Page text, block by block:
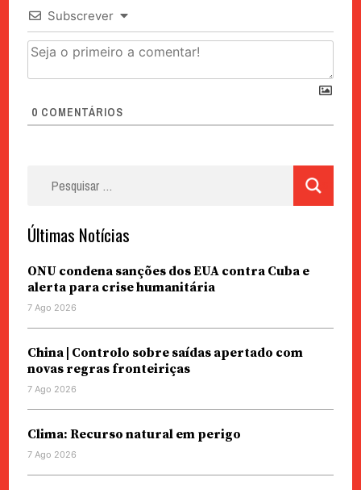
Subscrever
0 COMENTÁRIOS
Últimas Notícias
ONU condena sanções dos EUA contra Cuba e
alerta para crise humanitária
7 Ago 2026
China | Controlo sobre saídas apertado com
novas regras fronteiriças
7 Ago 2026
Clima: Recurso natural em perigo
7 Ago 2026